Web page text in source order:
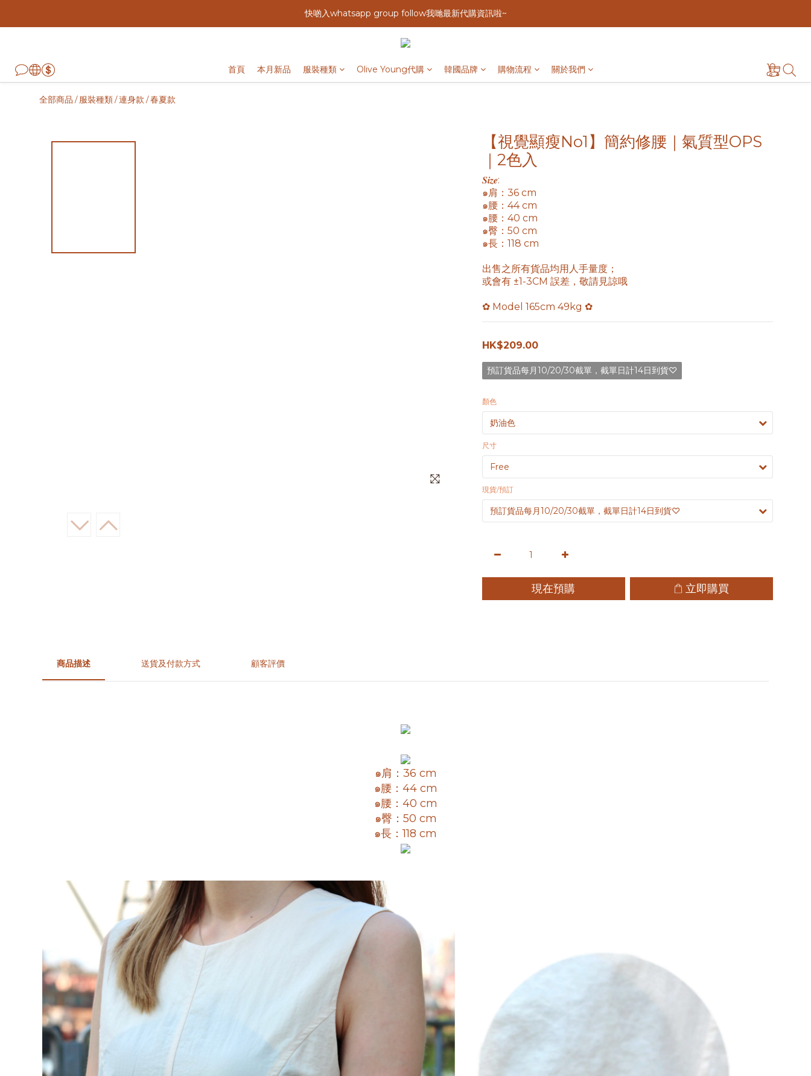
快啲入whatsapp group follow我哋最新代購資訊啦~
首頁 本月新品 服裝種類 Olive Young代購 韓國品牌 購物流程 關於我們
全部商品 /服裝種類/連身款 /春夏款
【視覺顯瘦No1】簡約修腰｜氣質型OPS
｜2色入
𝑺𝒊𝒛𝒆:
๑肩：36 cm
๑腰：44 cm
๑腰：40 cm
๑臀：50 cm
๑長：118 cm
出售之所有貨品均用人手量度；
或會有 ±1-3CM 誤差，敬請見諒哦
✿ Model 165cm 49kg ✿
HK$209.00
預訂貨品每月10/20/30截單，截單日計14日到貨♡
顏色
尺寸
現貨/預訂
現在預購 立即購買
商品描述 送貨及付款方式 顧客評價
๑肩：36 cm
๑腰：44 cm
๑腰：40 cm
๑臀：50 cm
๑長：118 cm